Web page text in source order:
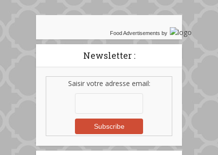
Food Advertisements by
Newsletter :
Saisir votre adresse email: